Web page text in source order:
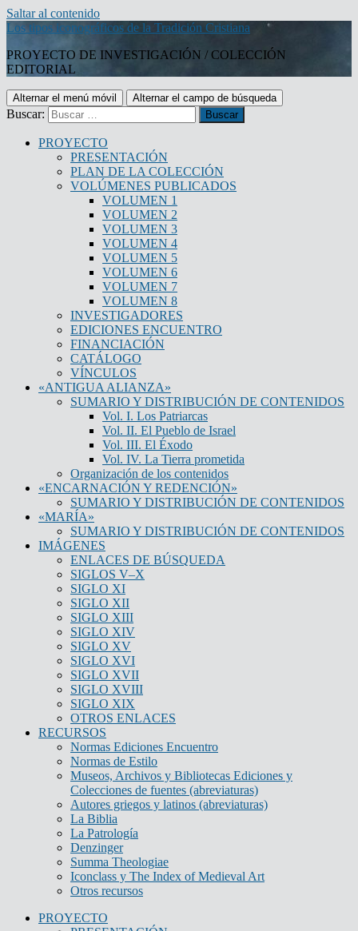
Saltar al contenido
Los tipos iconográficos de la Tradición Cristiana
PROYECTO DE INVESTIGACIÓN / COLECCIÓN
EDITORIAL
Alternar el menú móvil Alternar el campo de búsqueda
Buscar:
PROYECTO
PRESENTACIÓN
PLAN DE LA COLECCIÓN
VOLÚMENES PUBLICADOS
VOLUMEN 1
VOLUMEN 2
VOLUMEN 3
VOLUMEN 4
VOLUMEN 5
VOLUMEN 6
VOLUMEN 7
VOLUMEN 8
INVESTIGADORES
EDICIONES ENCUENTRO
FINANCIACIÓN
CATÁLOGO
VÍNCULOS
«ANTIGUA ALIANZA»
SUMARIO Y DISTRIBUCIÓN DE CONTENIDOS
Vol. I. Los Patriarcas
Vol. II. El Pueblo de Israel
Vol. III. El Éxodo
Vol. IV. La Tierra prometida
Organización de los contenidos
«ENCARNACIÓN Y REDENCIÓN»
SUMARIO Y DISTRIBUCIÓN DE CONTENIDOS
«MARÍA»
SUMARIO Y DISTRIBUCIÓN DE CONTENIDOS
IMÁGENES
ENLACES DE BÚSQUEDA
SIGLOS V–X
SIGLO XI
SIGLO XII
SIGLO XIII
SIGLO XIV
SIGLO XV
SIGLO XVI
SIGLO XVII
SIGLO XVIII
SIGLO XIX
OTROS ENLACES
RECURSOS
Normas Ediciones Encuentro
Normas de Estilo
Museos, Archivos y Bibliotecas Ediciones y
Colecciones de fuentes (abreviaturas)
Autores griegos y latinos (abreviaturas)
La Biblia
La Patrología
Denzinger
Summa Theologiae
Iconclass y The Index of Medieval Art
Otros recursos
PROYECTO